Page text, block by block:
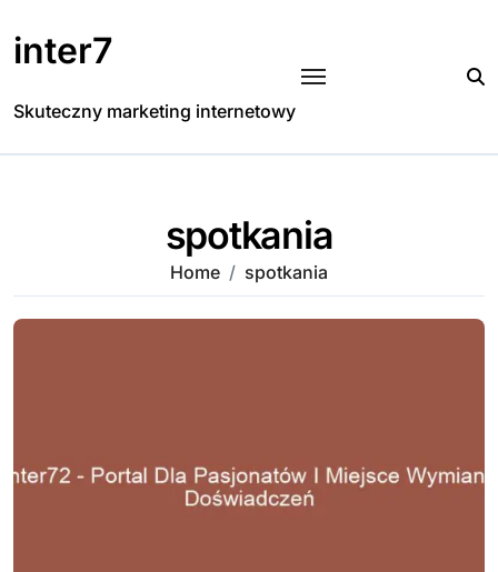
to
content
inter7
Skuteczny marketing internetowy
spotkania
Home spotkania